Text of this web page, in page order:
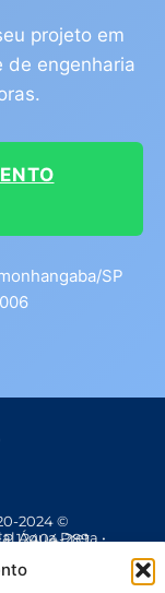
projeto em
de engenharia
SP
2024 ©
• Brasil • CEP 12404-289